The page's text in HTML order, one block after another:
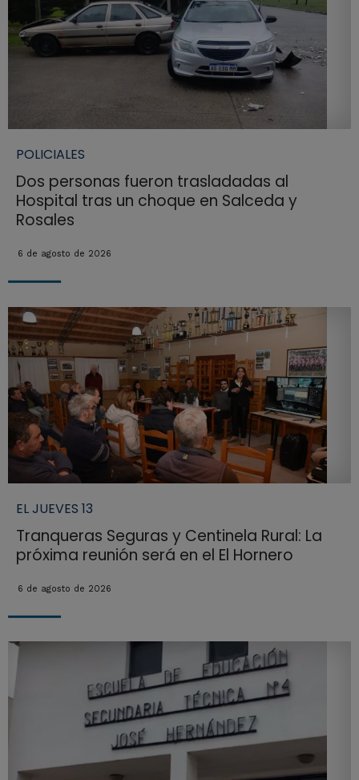
POLICIALES
Dos personas fueron trasladadas al
Hospital tras un choque en Salceda y
Rosales
6 de agosto de 2026
EL JUEVES 13
Tranqueras Seguras y Centinela Rural: La
próxima reunión será en el El Hornero
6 de agosto de 2026